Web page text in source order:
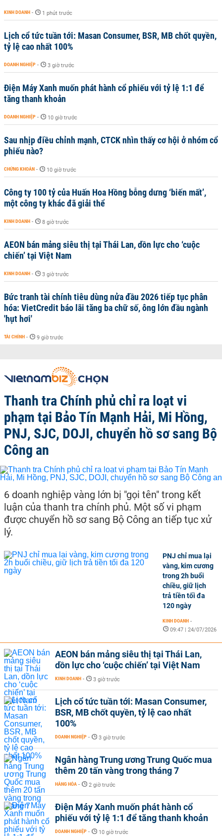
KINH DOANH - 1 phút trước
Lịch cổ tức tuần tới: Masan Consumer, BSR, MB chốt quyền,
tỷ lệ cao nhất 100%
DOANH NGHIỆP - 3 giờ trước
Điện Máy Xanh muốn phát hành cổ phiếu với tỷ lệ 1:1 để
tăng thanh khoản
DOANH NGHIỆP - 10 giờ trước
Sau nhịp điều chỉnh mạnh, CTCK nhìn thấy cơ hội ở nhóm cổ
phiếu nào?
CHỨNG KHOÁN - 10 giờ trước
Công ty 100 tỷ của Huấn Hoa Hồng bỗng dưng ‘biến mất’,
một công ty khác đã giải thể
KINH DOANH - 8 giờ trước
AEON bán mảng siêu thị tại Thái Lan, dồn lực cho ‘cuộc
chiến’ tại Việt Nam
KINH DOANH - 3 giờ trước
Bức tranh tài chính tiêu dùng nửa đầu 2026 tiếp tục phân
hóa: VietCredit báo lãi tăng ba chữ số, ông lớn đầu ngành
'hụt hơi'
TÀI CHÍNH - 9 giờ trước
Thanh tra Chính phủ chỉ ra loạt vi
phạm tại Bảo Tín Mạnh Hải, Mi Hồng,
PNJ, SJC, DOJI, chuyển hồ sơ sang Bộ
Công an
6 doanh nghiệp vàng lớn bị "gọi tên" trong kết
luận của thanh tra chính phủ. Một số vi phạm
được chuyển hồ sơ sang Bộ Công an tiếp tục xử
lý.
PNJ chỉ mua lại
vàng, kim cương
trong 2h buổi
chiều, giữ lịch
trả tiền tối đa
120 ngày
KINH DOANH -
09:47 | 24/07/2026
AEON bán mảng siêu thị tại Thái Lan,
dồn lực cho ‘cuộc chiến’ tại Việt Nam
KINH DOANH - 3 giờ trước
Lịch cổ tức tuần tới: Masan Consumer,
BSR, MB chốt quyền, tỷ lệ cao nhất
100%
DOANH NGHIỆP - 3 giờ trước
Ngân hàng Trung ương Trung Quốc mua
thêm 20 tấn vàng trong tháng 7
HÀNG HÓA - 2 giờ trước
Điện Máy Xanh muốn phát hành cổ
phiếu với tỷ lệ 1:1 để tăng thanh khoản
DOANH NGHIỆP - 10 giờ trước